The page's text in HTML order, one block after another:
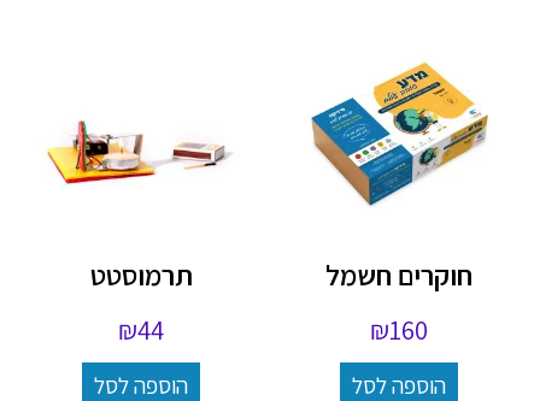
חוקרים חשמל
₪160
הוספה לסל
תרמוסטט
₪44
הוספה לסל